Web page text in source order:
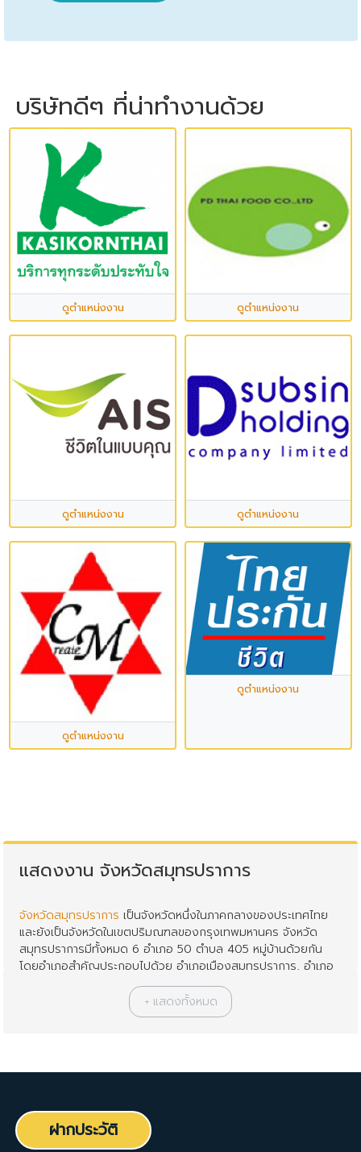
บริษัทดีๆ ที่น่าทำงานด้วย
ดูตำแหน่งงาน ดูตำแหน่งงาน
ดูตำแหน่งงาน ดูตำแหน่งงาน
ดูตำแหน่งงาน
ดูตำแหน่งงาน
แสดงงาน จังหวัดสมุทรปราการ
จังหวัดสมุทรปราการ เป็นจังหวัดหนึ่งในภาคกลางของประเทศไทย
และยังเป็นจังหวัดในเขตปริมณฑลของกรุงเทพมหานคร จังหวัด
สมุทรปราการมีทั้งหมด 6 อำเภอ 50 ตำบล 405 หมู่บ้านด้วยกัน
โดยอำเภอสำคัญประกอบไปด้วย อำเภอเมืองสมุทรปราการ, อำเภอ
บางบ่อ, อำเภอบางพลี, อำเภอพระประแดง, อำเภอพระสมุทรเจดีย์,
และ อำเภอบางเสาธง จังหวัดสมุทรปราการมีประชากรทั้งสิ้น
ประมาณ 1ล้าน 3แสนคน มีการเดินทางโดยรถส่วนบุคคลและรถ
ศูนย์กลางการขนส่งทางบก ทางน้ำ และทางอากาศ ทำให้การขนส่ง
วัตถุดิบ และสินค้าจากโรงงานอุตสาหกรรมในอำเภอต่างๆ มีความ
ฝากประวัติ